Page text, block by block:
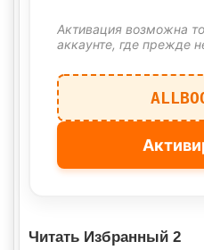
Активация возможна
аккаунте, где прежде
Читать Избранный 2